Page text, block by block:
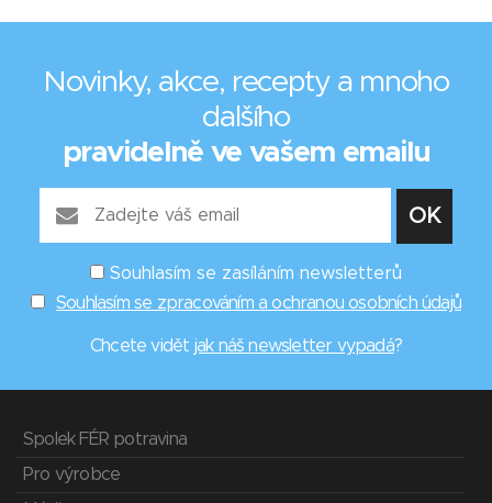
Novinky, akce, recepty a mnoho
dalšího
pravidelně ve vašem emailu
Souhlasím se zasíláním newsletterů
Souhlasím se zpracováním a ochranou osobních údajů
Chcete vidět jak náš newsletter vypadá?
Spolek FÉR potravina
Pro výrobce